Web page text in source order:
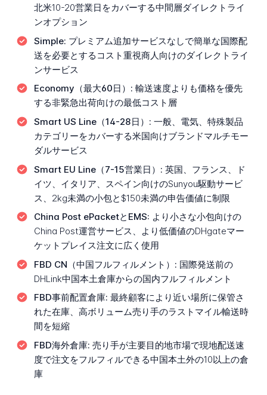
北米10-20営業日をカバーする中間層ダイレクトライ
ンオプション
Simple: プレミアム追加サービスなしで簡単な国際配
送を必要とするコスト重視商人向けのダイレクトライ
ンサービス
Economy（最大60日）: 輸送速度よりも価格を優先
する非緊急出荷向けの最低コスト層
Smart US Line（14-28日）: 一般、電気、特殊製品
カテゴリーをカバーする米国向けブランドマルチモー
ダルサービス
Smart EU Line（7-15営業日）: 英国、フランス、ド
イツ、イタリア、スペイン向けのSunyou駆動サービ
ス、2kg未満の小包と$150未満の申告価値に制限
China Post ePacketとEMS: より小さな小包向けの
China Post運営サービス、より低価値のDHgateマー
ケットプレイス注文に広く使用
FBD CN（中国フルフィルメント）: 国際発送前の
DHLink中国本土倉庫からの国内フルフィルメント
FBD事前配置倉庫: 最終顧客により近い場所に保管さ
れた在庫、高ボリューム売り手のラストマイル輸送時
間を短縮
FBD海外倉庫: 売り手が主要目的地市場で現地配送速
度で注文をフルフィルできる中国本土外の10以上の倉
庫